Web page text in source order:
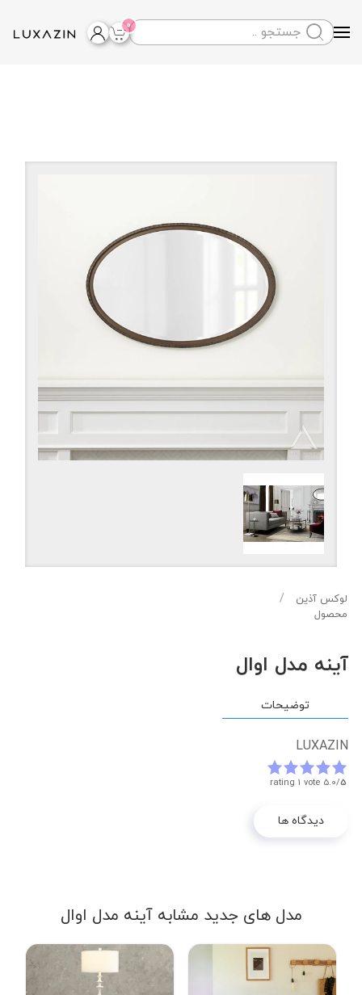
Skip to main content
0
لوکس آذین
محصول
آینه مدل اوال
توضیحات
LUXAZIN
5.0/5
rating 1 vote
دیدگاه ها
مدل های جدید مشابه آینه مدل اوال